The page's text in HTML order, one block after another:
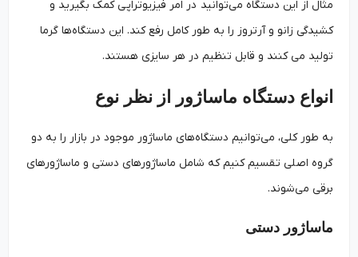
مثال از این دستگاه می‌توانید در امر فیزیوتراپی کمک بگیرید و
کشیدگی زانو و آرتروز را به طور کامل رفع کند. این دستگاه‌ها گرما
تولید می کنند و قابل تنظیم در هر سایزی هستند.
انواع دستگاه ماساژور از نظر نوع
به طور کلی، می‌توانیم دستگاه‌های ماساژور موجود در بازار را به دو
گروه اصلی تقسیم کنیم که شامل ماساژورهای دستی و ماساژورهای
برقی می‌شوند.
ماساژور دستی